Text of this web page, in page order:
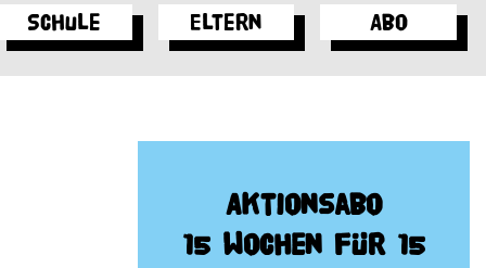
Schule Eltern Abo
Aktionsabo
15 Wochen für 15